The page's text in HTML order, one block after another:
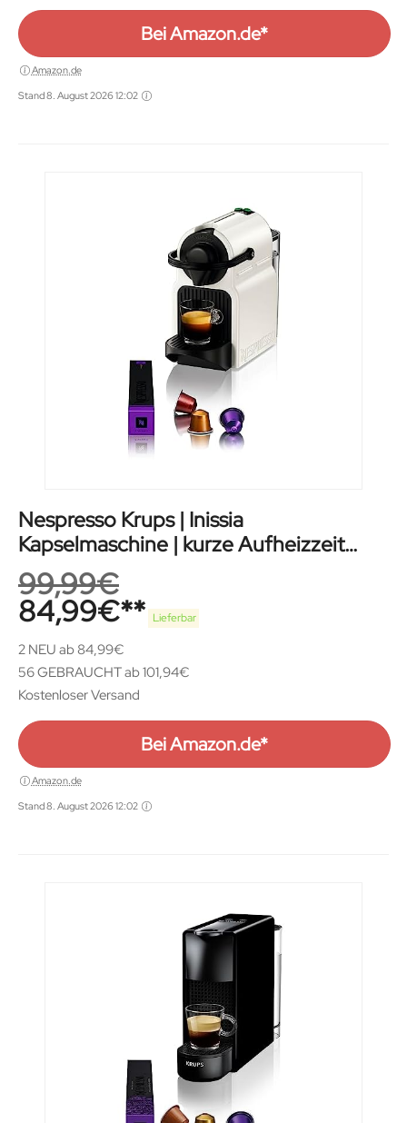
Bei Amazon.de*
Amazon.de
Stand 8. August 2026 12:02
Nespresso Krups | Inissia
Kapselmaschine | kurze Aufheizzeit
kompaktes Format
99,99€
84,99€ Lieferbar
2 NEU ab 84,99€
56 GEBRAUCHT ab 101,94€
Kostenloser Versand
Bei Amazon.de*
Amazon.de
Stand 8. August 2026 12:02